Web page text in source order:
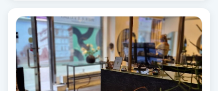
Herrklippning
HIFU
Hollywood Peel